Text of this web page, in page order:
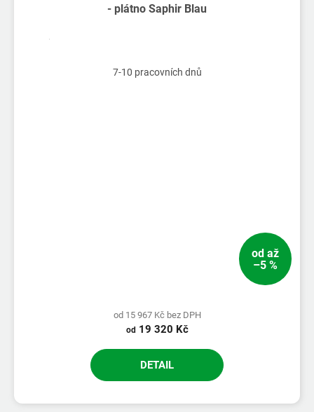
- plátno Saphir Blau
7-10 pracovních dnů
od až
–5 %
od 15 967 Kč bez DPH
od 19 320 Kč
DETAIL